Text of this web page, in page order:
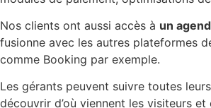
Nos clients ont aussi accès à un
fusionne avec les autres plateformes
comme Booking par exemple.
Les gérants peuvent suivre toutes
découvrir d’où viennent les visiteurs et